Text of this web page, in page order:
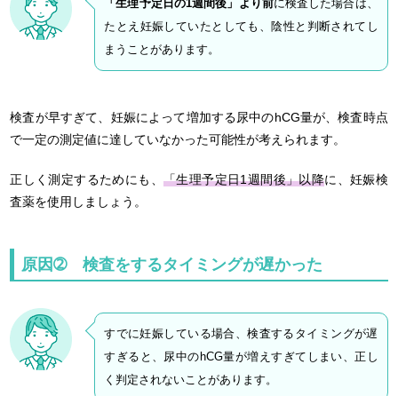
「生理予定日の1週間後」より前に検査した場合は、
たとえ妊娠していたとしても、陰性と判断されてし
まうことがあります。
検査が早すぎて、妊娠によって増加する尿中のhCG量が、検査時点
で一定の測定値に達していなかった可能性が考えられます。
正しく測定するためにも、「生理予定日1週間後」以降に、妊娠検
査薬を使用しましょう。
原因➁ 検査をするタイミングが遅かった
すでに妊娠している場合、検査するタイミングが遅
すぎると、尿中のhCG量が増えすぎてしまい、正し
く判定されないことがあります。